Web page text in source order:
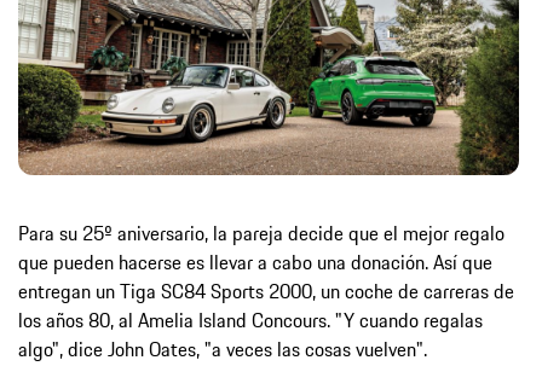
Para su 25º aniversario, la pareja decide que el mejor regalo
que pueden hacerse es llevar a cabo una donación. Así que
entregan un Tiga SC84 Sports 2000, un coche de carreras de
los años 80, al Amelia Island Concours. "Y cuando regalas
algo", dice John Oates, "a veces las cosas vuelven".